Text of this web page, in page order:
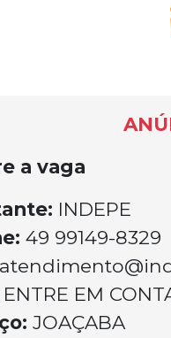
a vaga
INDEPE
49 99149-8329
ENTRE EM
JOAÇABA